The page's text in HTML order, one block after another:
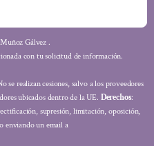
Gálvez .
con tu solicitud de información.
se realizan cesiones, salvo a los proveedores
ubicados dentro de la UE. Derechos:
supresión, limitación, oposición,
enviando un email a